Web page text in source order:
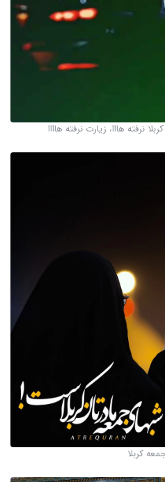
نرفته هااا، زیارت نرفته هاااا
کربلا